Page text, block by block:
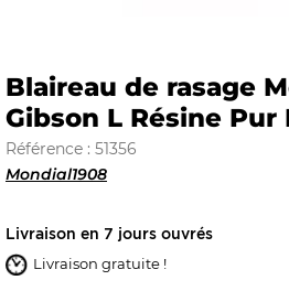
Blaireau de rasage
Gibson L Résine Pur
Référence : 51356
Mondial1908
Livraison en 7 jours ouvrés
Livraison gratuite !